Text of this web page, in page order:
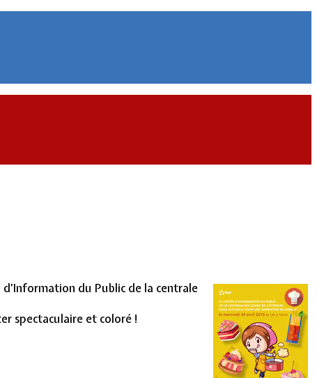
du Public de la centrale
spectaculaire et coloré !